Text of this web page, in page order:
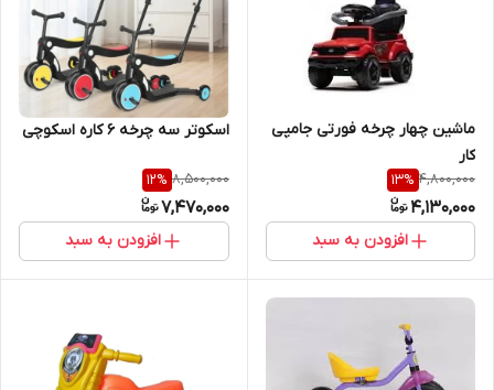
ماشین چهار چرخه فورتی جامپی
کار
4,800,000
13%
4,130,000
افزودن به سبد
اسکوتر سه چرخه ۶ کاره اسکوچی
8,500,000
12%
7,470,000
افزودن به سبد